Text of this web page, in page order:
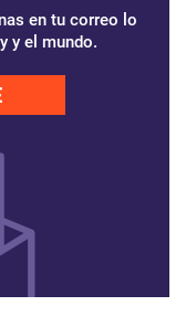
en tu correo lo
y el mundo.